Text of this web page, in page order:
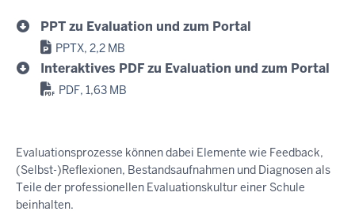
PPT zu Evaluation und zum Portal
PPTX, 2,2 MB
Interaktives PDF zu Evaluation und zum Portal
PDF, 1,63 MB
Evaluationsprozesse können dabei Elemente wie Feedback,
(Selbst-)Reflexionen, Bestandsaufnahmen und Diagnosen als
Teile der professionellen Evaluationskultur einer Schule
beinhalten.